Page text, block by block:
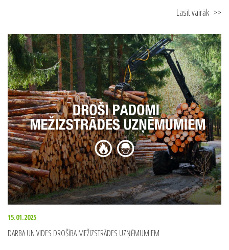
Lasīt vairāk >>
15.01.2025
DARBA UN VIDES DROŠĪBA MEŽIZSTRĀDES UZŅĒMUMIEM